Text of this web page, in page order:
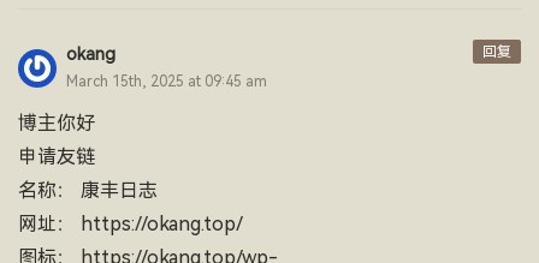
okang
March 15th, 2025 at 09:45 am
博主你好
申请友链
名称： 康丰日志
网址： https://okang.top/
图标： https://okang.top/wp-
回复